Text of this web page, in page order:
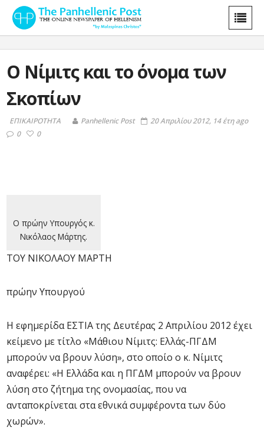
Ο Νίμιτς και το όνομα των
Σκοπίων
ΕΠΙΚΑΙΡΟΤΗΤΑ Panhellenic Post
20 Απριλίου 2012, 14 έτη ago
0
0
Ο πρώην Υπουργός κ.
Νικόλαος Μάρτης.
ΤΟΥ ΝΙΚΟΛΑΟΥ ΜΑΡΤΗ
πρώην Υπουργού
Η εφημερίδα ΕΣΤΙΑ της Δευτέρας 2 Απριλίου 2012 έχει
κείμενο με τίτλο «Μάθιου Νίμιτς: Ελλάς-ΠΓΔΜ
μπορούν να βρουν λύση», στο οποίο ο κ. Νίμιτς
αναφέρει: «Η Ελλάδα και η ΠΓΔΜ μπορούν να βρουν
λύση στο ζήτημα της ονομασίας, που να
ανταποκρίνεται στα εθνικά συμφέροντα των δύο
χωρών».